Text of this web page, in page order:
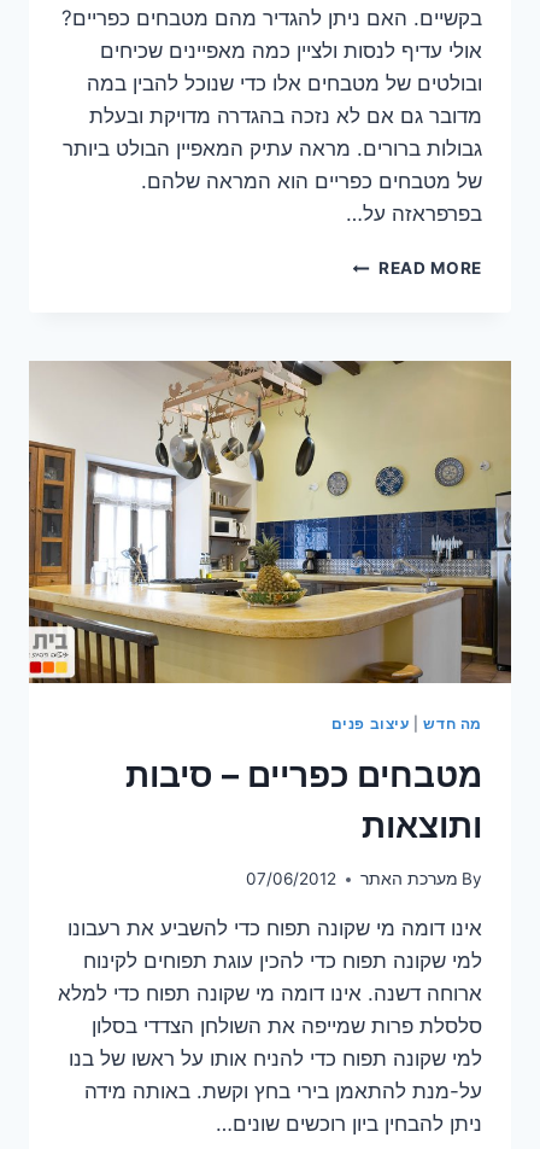
בקשיים. האם ניתן להגדיר מהם מטבחים כפריים?
אולי עדיף לנסות ולציין כמה מאפיינים שכיחים
ובולטים של מטבחים אלו כדי שנוכל להבין במה
מדובר גם אם לא נזכה בהגדרה מדויקת ובעלת
גבולות ברורים. מראה עתיק המאפיין הבולט ביותר
של מטבחים כפריים הוא המראה שלהם.
בפרפראזה על…
READ MOREמטבחים
בולטים
מה חדש| עיצוב פנים
מטבחים כפריים – סיבות
ותוצאות
By מערכת האתר 07/06/2012
אינו דומה מי שקונה תפוח כדי להשביע את רעבונו
למי שקונה תפוח כדי להכין עוגת תפוחים לקינוח
ארוחה דשנה. אינו דומה מי שקונה תפוח כדי למלא
סלסלת פרות שמייפה את השולחן הצדדי בסלון
למי שקונה תפוח כדי להניח אותו על ראשו של בנו
על-מנת להתאמן בירי בחץ וקשת. באותה מידה
ניתן להבחין ביון רוכשים שונים…